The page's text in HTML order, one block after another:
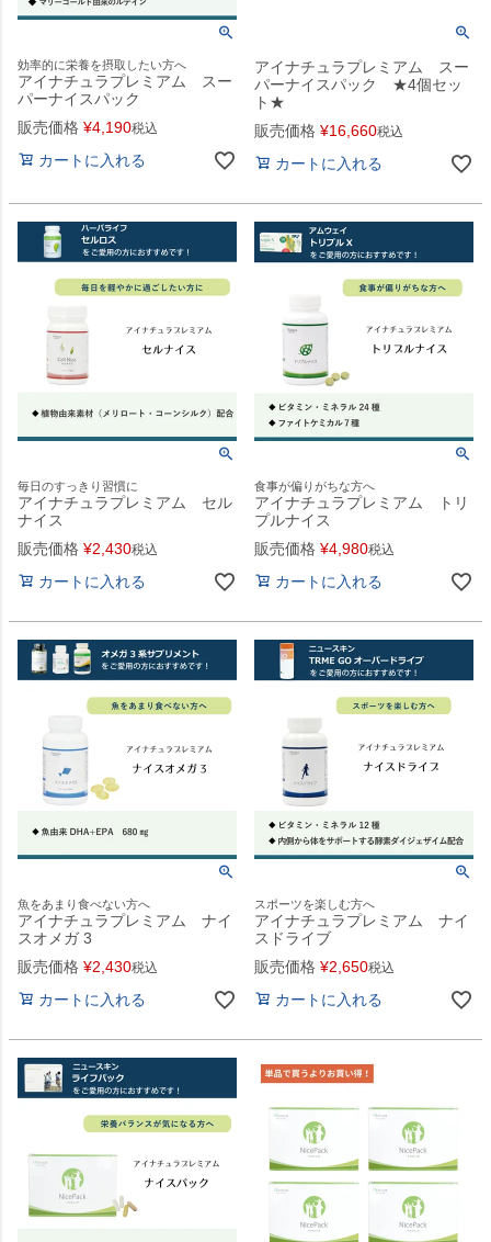
効率的に栄養を摂取したい方へ
アイナチュラプレミアム スー
パーナイスパック
販売価格 ¥4,190税込
カートに入れる
アイナチュラプレミアム スー
パーナイスパック ★4個セッ
ト★
販売価格 ¥16,660税込
カートに入れる
毎日のすっきり習慣に
アイナチュラプレミアム セル
ナイス
販売価格 ¥2,430税込
カートに入れる
食事が偏りがちな方へ
アイナチュラプレミアム トリ
プルナイス
販売価格 ¥4,980税込
カートに入れる
魚をあまり食べない方へ
アイナチュラプレミアム ナイ
スオメガ 3
販売価格 ¥2,430税込
カートに入れる
スポーツを楽しむ方へ
アイナチュラプレミアム ナイ
スドライブ
販売価格 ¥2,650税込
カートに入れる